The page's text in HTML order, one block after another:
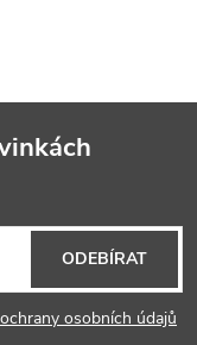
osobních údajů
ODEBÍRAT